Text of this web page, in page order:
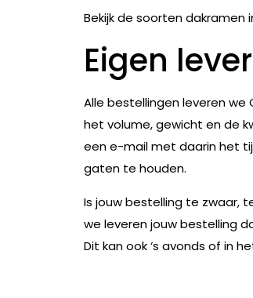
Bekijk de soorten
Eigen
Alle bestellingen leveren we
het volume, gewicht en de
een e-mail met daarin het
gaten te houden.
Is jouw bestelling te zwaar,
we leveren jouw bestelling
Dit kan ook ‘s avonds of in